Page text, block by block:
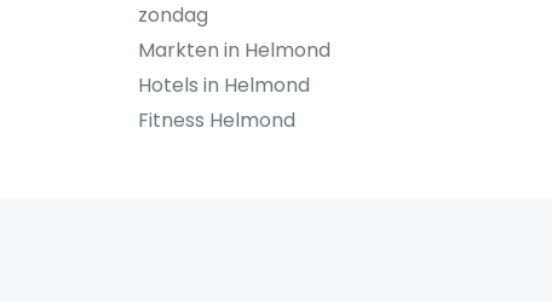
zondag
Markten in Helmond
Hotels in Helmond
Fitness Helmond